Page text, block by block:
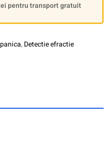
pentru transport gratuit
, Detectie efractie